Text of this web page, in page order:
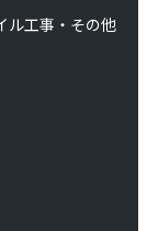
ル工事・その他